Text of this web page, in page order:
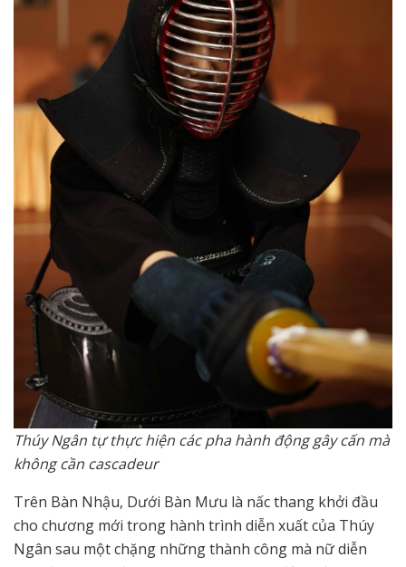
Thúy Ngân tự thực hiện các pha hành động gây cấn mà
không cần cascadeur
Trên Bàn Nhậu, Dưới Bàn Mưu là nấc thang khởi đầu
cho chương mới trong hành trình diễn xuất của Thúy
Ngân sau một chặng những thành công mà nữ diễn